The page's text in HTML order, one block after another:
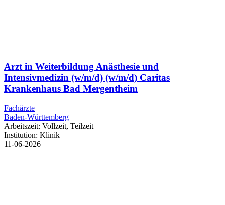
Arzt in Weiterbildung Anästhesie und
Intensivmedizin (w/m/d) (w/m/d) Caritas
Krankenhaus Bad Mergentheim
Fachärzte
Baden-Württemberg
Arbeitszeit: Vollzeit, Teilzeit
Institution: Klinik
11-06-2026